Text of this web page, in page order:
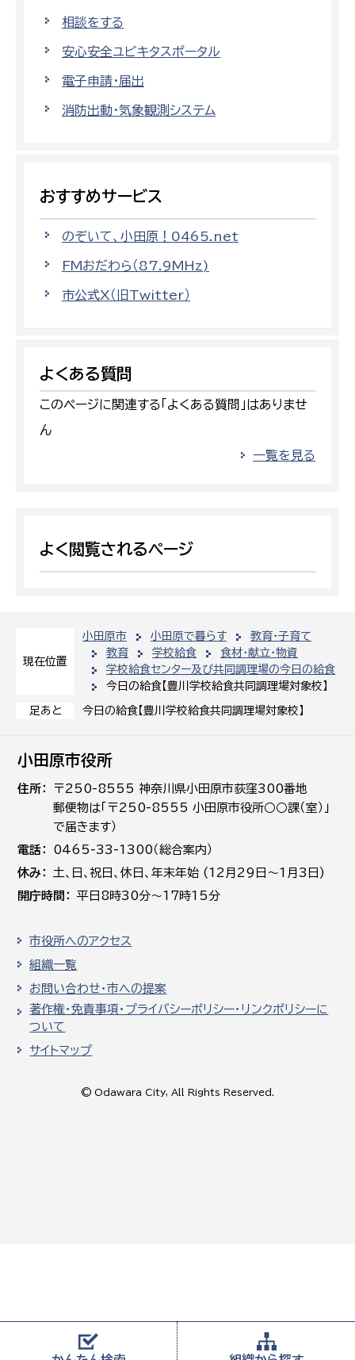
現在位置
小田原市 小田原で暮らす
教育・子育て
教育
学校給食
食材・献立・物資
学校給食センター及び共同調理場の今日の給食
今日の給食【豊川学校給食共同調理場対象校】
足あと 今日の給食【豊川学校給食共同調理場対象校】
相談をする
安心安全ユビキタスポータル
電子申請・届出
消防出動・気象観測システム
おすすめサービス
のぞいて、小田原！0465.net
FMおだわら（87.9MHz)
市公式X（旧Twitter）
よくある質問
このページに関連する「よくある質問」はありませ
ん
一覧を見る
よく閲覧されるページ
小田原市役所
住所
〒250-8555 神奈川県小田原市荻窪300番地
郵便物は「〒250-8555 小田原市役所○○課（室）」
で届きます）
電話
0465-33-1300（総合案内）
休み
土､日､祝日、休日、年末年始 (12月29日～1月3日)
開庁時間
平日8時30分～17時15分
市役所へのアクセス
組織一覧
お問い合わせ・市への提案
著作権・免責事項・プライバシーポリシー・リンクポリシーに
ついて
サイトマップ
© Odawara City, All Rights Reserved.